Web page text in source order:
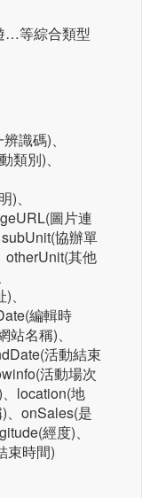
…等綜合類型
識碼)、
類別)、
、
圖片連
協辦單
otherUnit(其他
編輯時
名稱)、
活動結束
活動場次
location(地
、onSales(是
經度)、
束時間)